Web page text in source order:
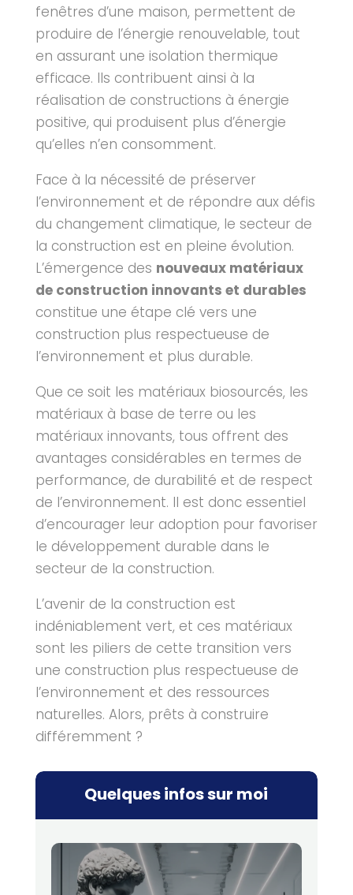
fenêtres d’une maison, permettent de
produire de l’énergie renouvelable, tout
en assurant une isolation thermique
efficace. Ils contribuent ainsi à la
réalisation de constructions à énergie
positive, qui produisent plus d’énergie
qu’elles n’en consomment.
Face à la nécessité de préserver
l’environnement et de répondre aux défis
du changement climatique, le secteur de
la construction est en pleine évolution.
L’émergence des nouveaux matériaux
de construction innovants et durables
constitue une étape clé vers une
construction plus respectueuse de
l’environnement et plus durable.
Que ce soit les matériaux biosourcés, les
matériaux à base de terre ou les
matériaux innovants, tous offrent des
avantages considérables en termes de
performance, de durabilité et de respect
de l’environnement. Il est donc essentiel
d’encourager leur adoption pour favoriser
le développement durable dans le
secteur de la construction.
L’avenir de la construction est
indéniablement vert, et ces matériaux
sont les piliers de cette transition vers
une construction plus respectueuse de
l’environnement et des ressources
naturelles. Alors, prêts à construire
différemment ?
Quelques infos sur moi